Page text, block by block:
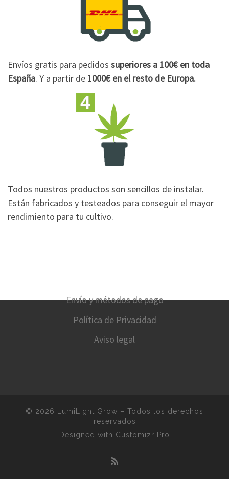
Envíos gratis para pedidos superiores a 100€ en toda
España. Y a partir de 1000€ en el resto de Europa.
Todos nuestros productos son sencillos de instalar.
Están fabricados y testeados para conseguir el mayor
rendimiento para tu cultivo.
Envío y métodos de pago
Política de Privacidad
Aviso legal
© 2026 LumiLight Grow – Todos los derechos
reservados
Designed with Customizr Pro